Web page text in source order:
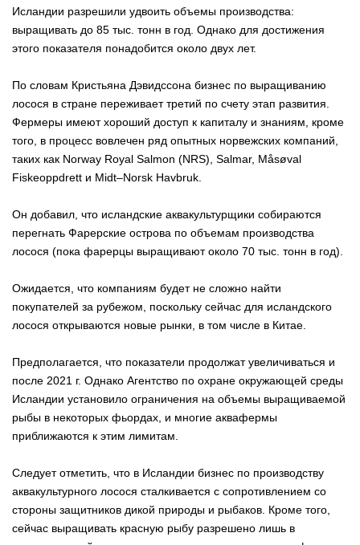
Исландии разрешили удвоить объемы производства:
выращивать до 85 тыс. тонн в год. Однако для достижения
этого показателя понадобится около двух лет.
По словам Кристьяна Дэвидссона бизнес по выращиванию
лосося в стране переживает третий по счету этап развития.
Фермеры имеют хороший доступ к капиталу и знаниям, кроме
того, в процесс вовлечен ряд опытных норвежских компаний,
таких как Norway Royal Salmon (NRS), Salmar, Måsøval
Fiskeoppdrett и Midt–Norsk Havbruk.
Он добавил, что исландские аквакультурщики собираются
перегнать Фарерские острова по объемам производства
лосося (пока фарерцы выращивают около 70 тыс. тонн в год).
Ожидается, что компаниям будет не сложно найти
покупателей за рубежом, поскольку сейчас для исландского
лосося открываются новые рынки, в том числе в Китае.
Предполагается, что показатели продолжат увеличиваться и
после 2021 г. Однако Агентство по охране окружающей среды
Исландии установило ограничения на объемы выращиваемой
рыбы в некоторых фьордах, и многие аквафермы
приближаются к этим лимитам.
Следует отметить, что в Исландии бизнес по производству
аквакультурного лосося сталкивается с сопротивлением со
стороны защитников дикой природы и рыбаков. Кроме того,
сейчас выращивать красную рыбу разрешено лишь в